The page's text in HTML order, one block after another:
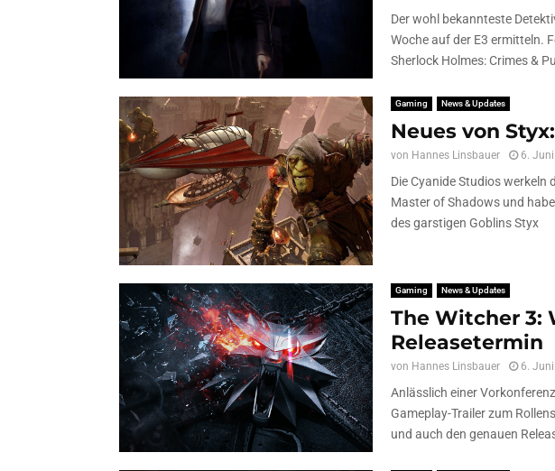
Der wohl bekannteste
Woche auf der E3 ermitteln.
Sherlock Holmes: Crimes &
Gaming News & Updates
Neues von
von Hannes Linsbauer 6.
Die Cyanide Studios werkeln
Master of Shadows und
des garstigen Goblins Styx
Gaming News & Updates
The Witcher 3:
Releasetermin
von Hannes Linsbauer 6.
Anlässlich einer
Gameplay-Trailer zum
und auch den genauen